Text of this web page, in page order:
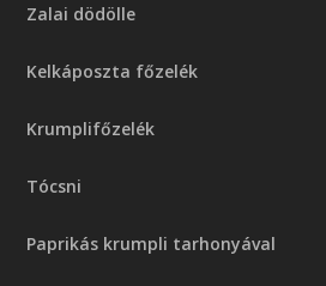
Zalai dödölle
Kelkáposzta főzelék
Krumplifőzelék
Tócsni
Paprikás krumpli tarhonyával